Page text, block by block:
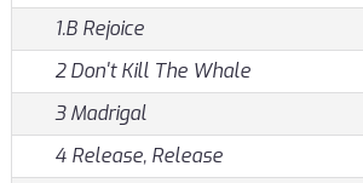
1.B Rejoice
2 Don't Kill The Whale
3 Madrigal
4 Release, Release